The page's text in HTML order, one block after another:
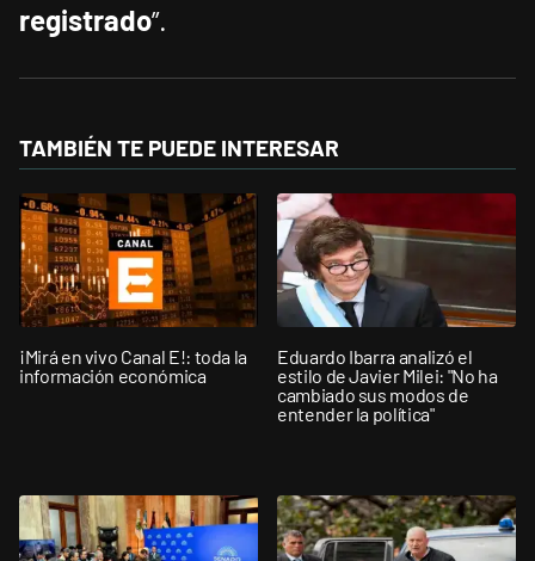
registrado”.
TAMBIÉN TE PUEDE INTERESAR
¡Mirá en vivo Canal E!: toda la
información económica
Eduardo Ibarra analizó el
estilo de Javier Milei: "No ha
cambiado sus modos de
entender la política"